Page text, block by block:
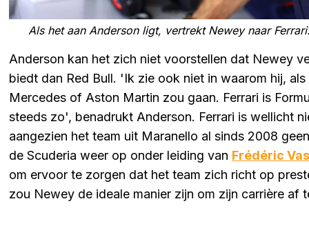
Als het aan Anderson ligt, vertrekt Newey naar
Anderson kan het zich niet voorstellen dat Newey
biedt dan Red Bull. 'Ik zie ook niet in waarom hij,
Mercedes of Aston Martin zou gaan. Ferrari is
steeds zo', benadrukt Anderson. Ferrari is wellicht
aangezien het team uit Maranello al sinds 2008
de Scuderia weer op onder leiding van Frédéric
om ervoor te zorgen dat het team zich richt op
zou Newey de ideale manier zijn om zijn carrière af